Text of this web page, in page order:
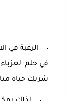
الرغبة في
في حلم
شريك حياة